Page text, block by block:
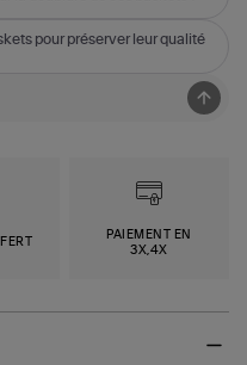
pour préserver leur qualité
PAIEMENT EN
3X,4X